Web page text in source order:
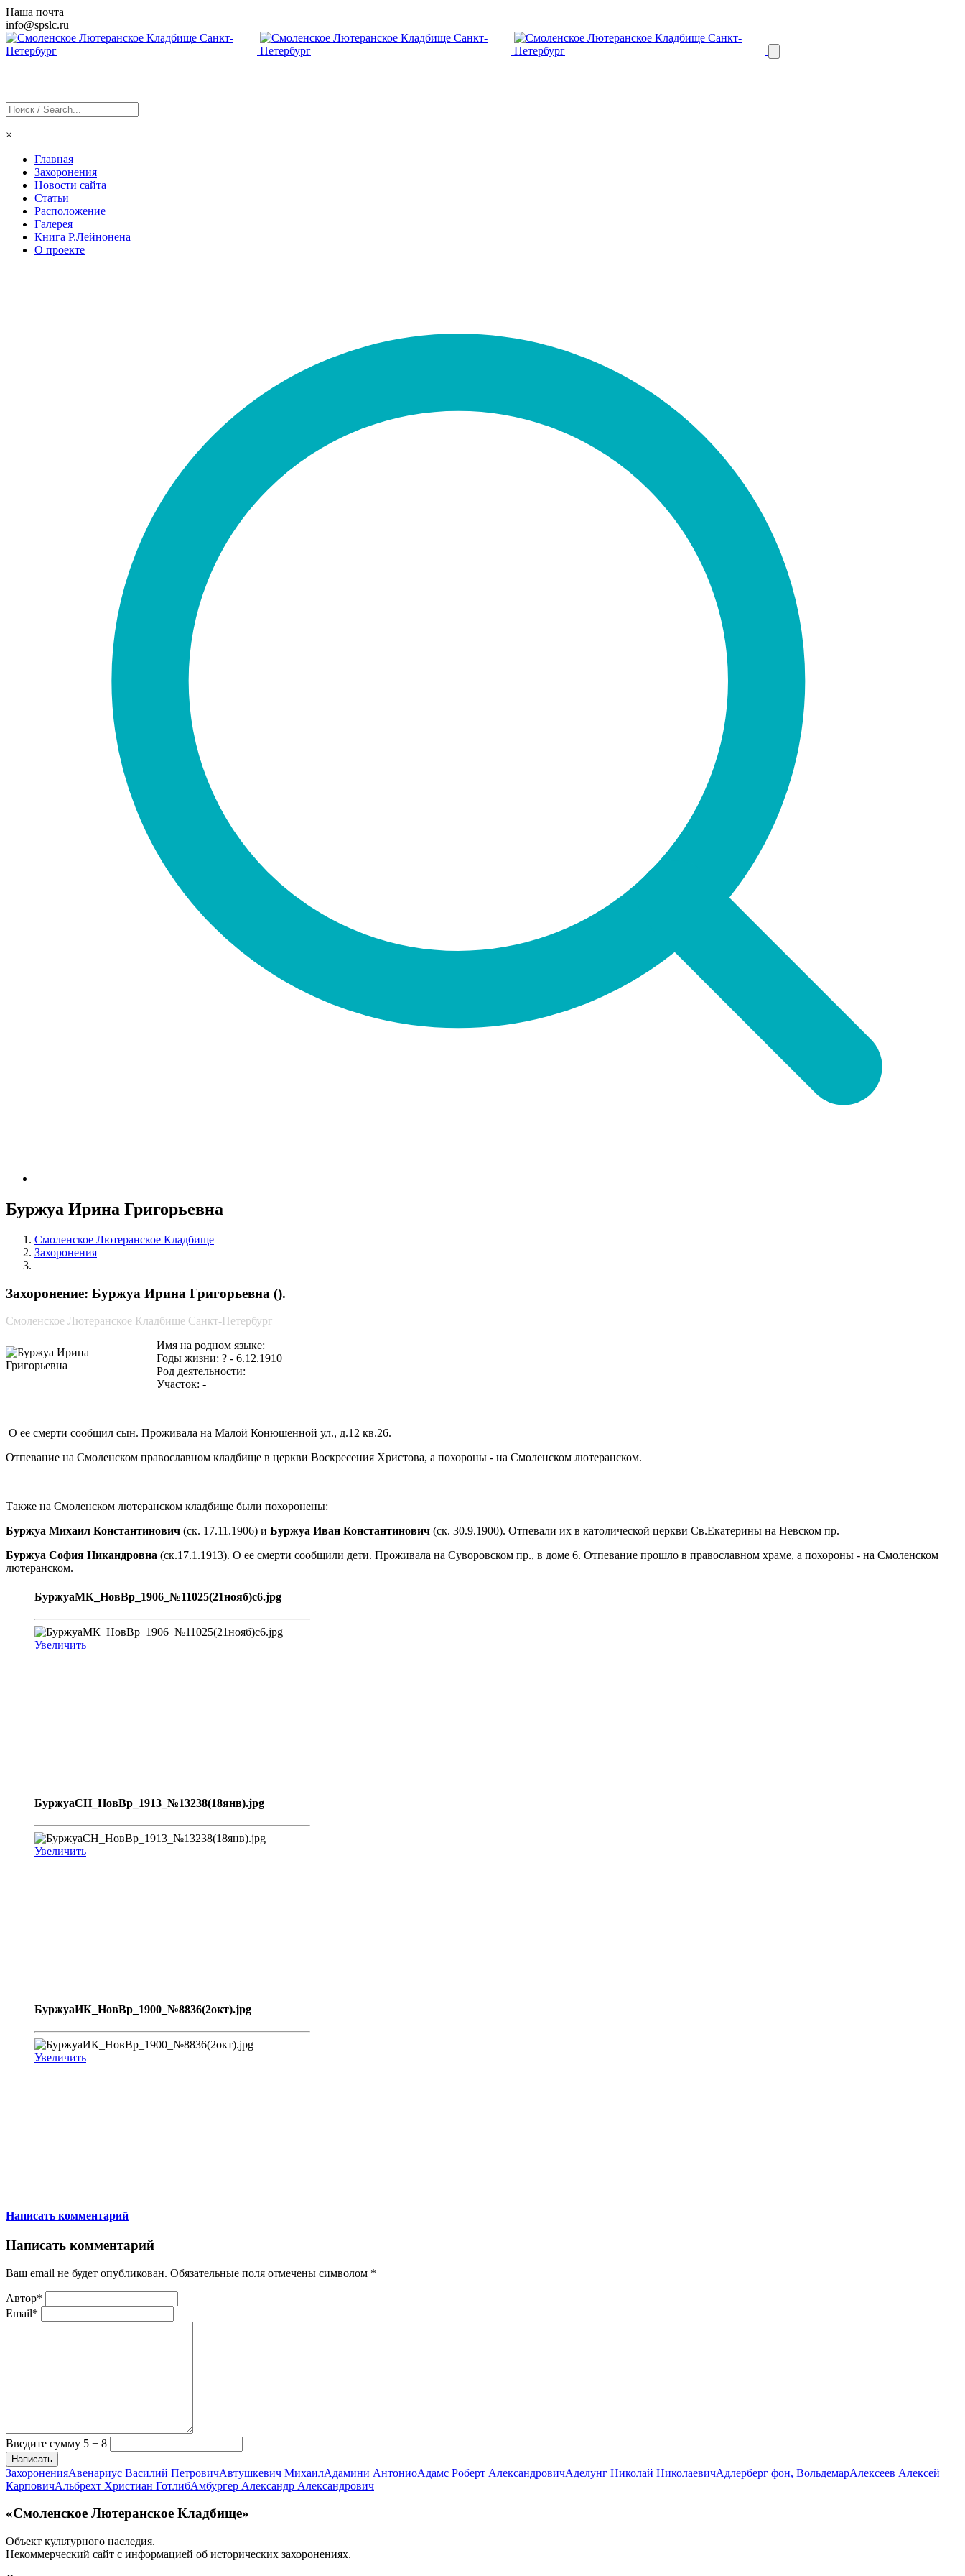
Наша почта
info@spslc.ru
×
Главная
Захоронения
Новости сайта
Статьи
Расположение
Галерея
Книга Р.Лейнонена
О проекте
Буржуа Ирина Григорьевна
Смоленское Лютеранское Кладбище
Захоронения
Захоронение: Буржуа Ирина Григорьевна ().
Смоленское Лютеранское Кладбище Санкт-Петербург
Имя на родном языке:
Годы жизни: ? - 6.12.1910
Род деятельности:
Участок: -
О ее смерти сообщил сын. Проживала на Малой Конюшенной ул., д.12 кв.26.
Отпевание на Смоленском православном кладбище в церкви Воскресения Христова, а похороны - на Смоленском лютеранском.
Также на Смоленском лютеранском кладбище были похоронены:
Буржуа Михаил Константинович (ск. 17.11.1906) и Буржуа Иван Константинович (ск. 30.9.1900). Отпевали их в католической церкви Св.Екатерины на Невском пр.
Буржуа София Никандровна (ск.17.1.1913). О ее смерти сообщили дети. Проживала на Суворовском пр., в доме 6. Отпевание прошло в православном храме, а похороны - на Смоленском
лютеранском.
БуржуаМК_НовВр_1906_№11025(21нояб)с6.jpg
Увеличить
БуржуаСН_НовВр_1913_№13238(18янв).jpg
Увеличить
БуржуаИК_НовВр_1900_№8836(2окт).jpg
Увеличить
Написать комментарий
Написать комментарий
Ваш email не будет опубликован. Обязательные поля отмечены символом *
Автор*
Email*
Введите сумму 5 + 8
Написать
ЗахороненияАвенариус Василий ПетровичАвтушкевич МихаилАдамини АнтониоАдамс Роберт АлександровичАделунг Николай НиколаевичАдлерберг фон, ВольдемарАлексеев Алексей
КарповичАльбрехт Христиан ГотлибАмбургер Александр Александрович
«Смоленское Лютеранское Кладбище»
Объект культурного наследия.
Некоммерческий сайт с информацией об исторических захоронениях.